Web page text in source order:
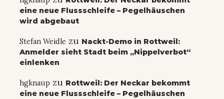
eine neue Flussschleife – Pegelhäuschen
wird abgebaut
Stefan Weidle zu Nackt-Demo in Rottweil:
Anmelder sieht Stadt beim „Nippelverbot“
einlenken
hgknaup zu Rottweil: Der Neckar bekommt
eine neue Flussschleife – Pegelhäuschen